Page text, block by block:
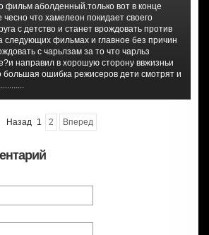
фильм аболденный.только вот в конце
что хамелеон покидает своего
с детство и станет врождовать против
следующих фильмах и главное без причин
с чарьлзам за то что чарльз
направил в хорошую сторону ввжизньи
большая ошибка режисеров дети смотрят и
Назад 1 2 Вперед